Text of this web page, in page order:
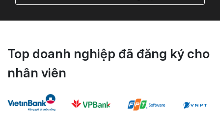
Top doanh nghiệp đã đăng ký cho
nhân viên